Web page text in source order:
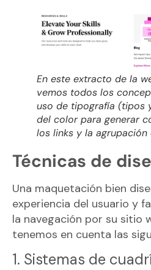
En este extracto de la
vemos todos los
uso de tipografía (tipos
del color para generar
los links y la agrupación
Técnicas de
Una maquetación bien
experiencia del usuario y
la navegación por su sitio
tenemos en cuenta las
1. Sistemas de